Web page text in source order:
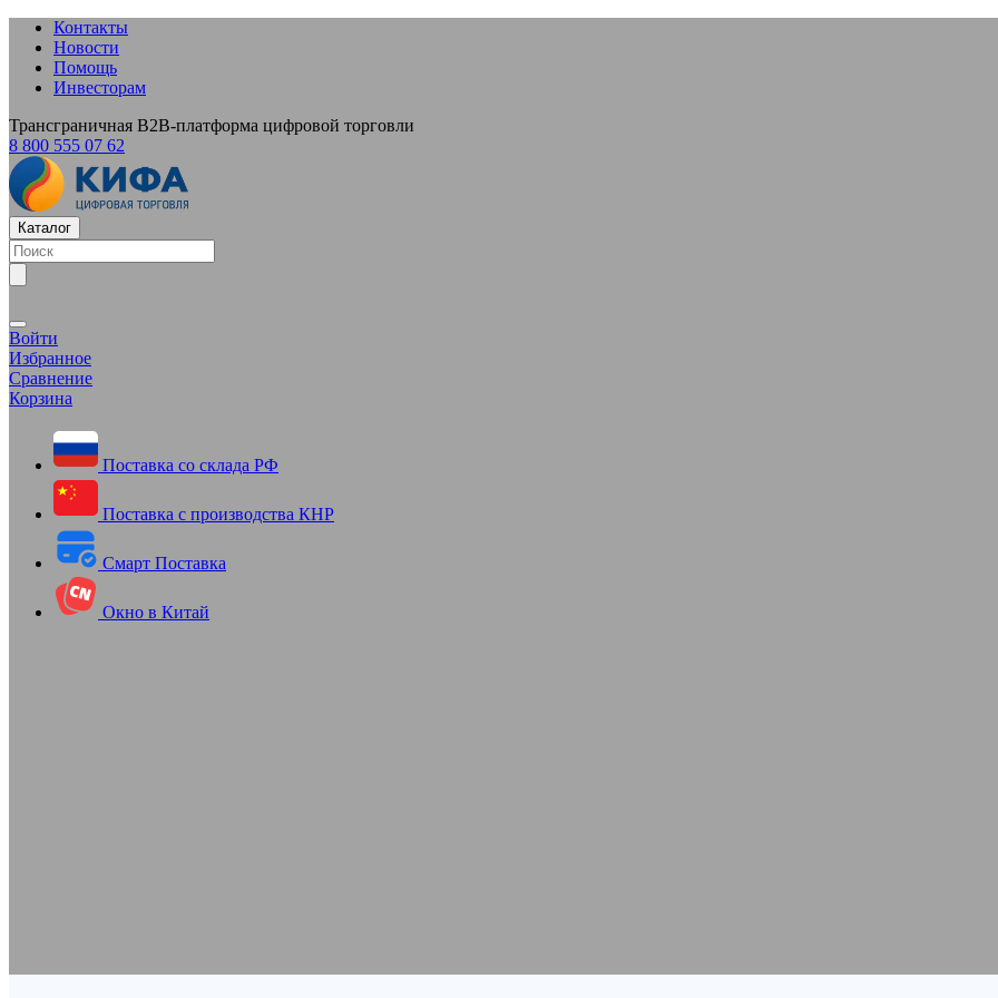
Контакты
Новости
Помощь
Инвесторам
Трансграничная B2B-платформа цифровой торговли
8 800 555 07 62
Каталог
Войти
Избранное
Сравнение
Корзина
Поставка со склада РФ
Поставка с производства КНР
Смарт Поставка
Окно в Китай